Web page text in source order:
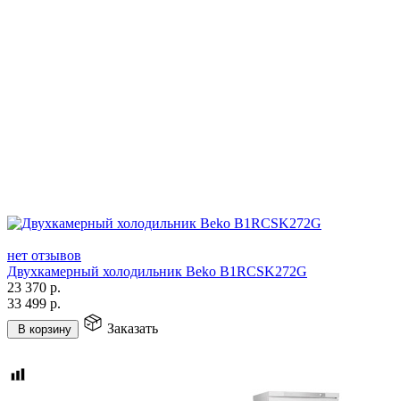
нет отзывов
Двухкамерный холодильник Beko B1RCSK272G
23 370 р.
33 499 р.
В корзину Заказать